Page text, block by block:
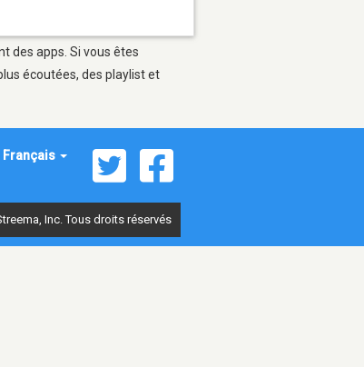
des apps. Si vous êtes
écoutées, des playlist et
Français
Inc. Tous droits réservés